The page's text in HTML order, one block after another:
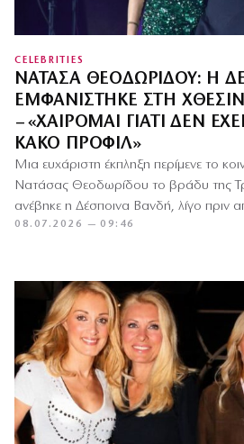
CELEBRITIES
ΝΑΤΆΣΑ ΘΕΟΔΩΡΊΔΟΥ: Η
ΕΜΦΑΝΊΣΤΗΚΕ ΣΤΗ
– «ΧΑΊΡΟΜΑΙ ΓΙΑΤΊ ΔΕΝ
ΚΑΚΌ ΠΡΟΦΊΛ»
Μια ευχάριστη έκπληξη περίμενε το
Νατάσας Θεοδωρίδου το βράδυ της
ανέβηκε η Δέσποινα Βανδή, λίγο πριν
08.07.2026 — 09:46